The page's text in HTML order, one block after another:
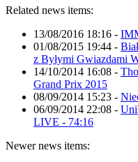
Related news items:
13/08/2016 18:16 -
01/08/2015 19:44 -
z Byłymi Gwiazdami
14/10/2014 16:08 -
Grand Prix 2015
08/09/2014 15:23 -
06/09/2014 22:08 -
LIVE - 74:16
Newer news items: